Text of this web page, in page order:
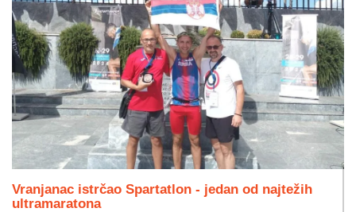
Vranjanac istrčao Spartatlon - jedan od najtežih
ultramaratona